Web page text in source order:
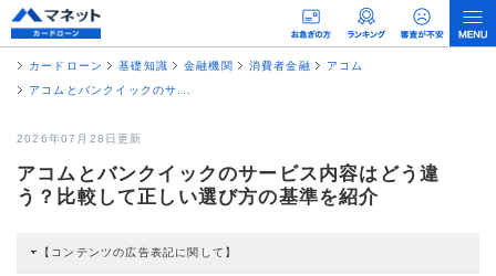
カードローン 基礎知識 金融機関 消費者金融
アコム
アコムとバンクイックのサ...
2026年07月28日更新
アコムとバンクイックのサービス内容はどう違
う？比較して正しい選び方の基準を紹介
【コンテンツの広告表記に関して】